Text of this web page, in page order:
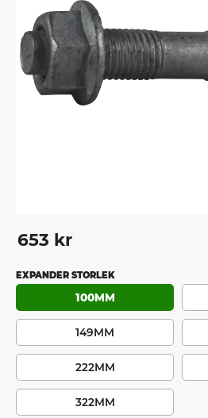
653 kr
EXPANDER STORLEK
100MM
149MM
222MM
322MM